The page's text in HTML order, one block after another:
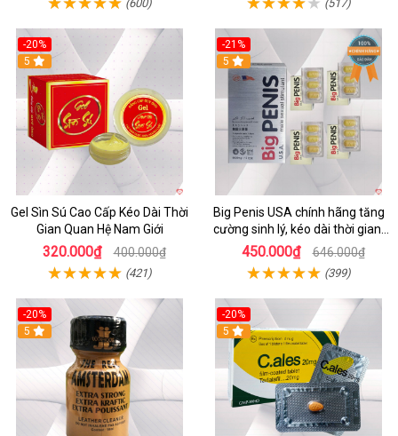
(600) (517)
-20%
5
Gel Sìn Sú Cao Cấp Kéo Dài Thời
Gian Quan Hệ Nam Giới
320.000₫ 400.000₫
(421)
-21%
5
Big Penis USA chính hãng tăng
cường sinh lý, kéo dài thời gian,
chống xuất tinh sớm
450.000₫ 646.000₫
(399)
-20%
5
-20%
5